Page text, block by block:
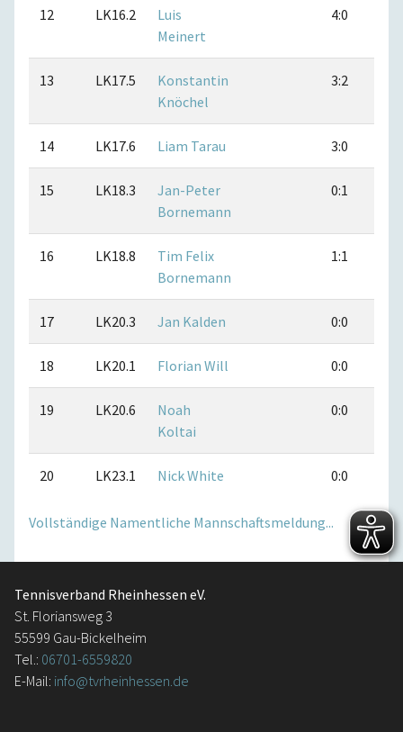
12 LK16.2
Luis
Meinert
4:0
13 LK17.5
Konstantin
Knöchel
3:2
14 LK17.6 Liam Tarau 3:0
15 LK18.3
Jan-Peter
Bornemann
0:1
16 LK18.8
Tim Felix
Bornemann
1:1
17 LK20.3 Jan Kalden 0:0
18 LK20.1 Florian Will 0:0
19 LK20.6
Noah
Koltai
0:0
20 LK23.1 Nick White 0:0
Vollständige Namentliche Mannschaftsmeldung...
Tennisverband Rheinhessen eV.
St. Floriansweg 3
55599 Gau-Bickelheim
Tel.: 06701-6559820
E-Mail: info@tvrheinhessen.de